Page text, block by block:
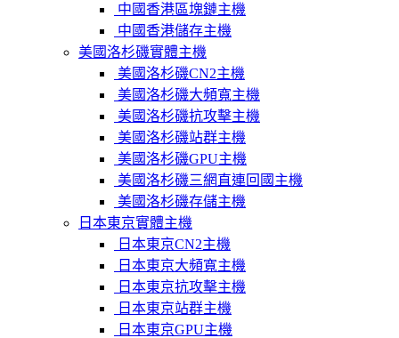
中國香港區塊鏈主機
中國香港儲存主機
美國洛杉磯實體主機
美國洛杉磯CN2主機
美國洛杉磯大頻寬主機
美國洛杉磯抗攻擊主機
美國洛杉磯站群主機
美國洛杉磯GPU主機
美國洛杉磯三網直連回國主機
美國洛杉磯存儲主機
日本東京實體主機
日本東京CN2主機
日本東京大頻寬主機
日本東京抗攻擊主機
日本東京站群主機
日本東京GPU主機